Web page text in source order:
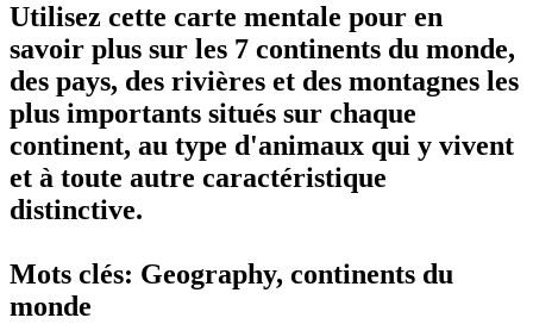
Utilisez cette carte mentale pour en
savoir plus sur les 7 continents du monde,
des pays, des rivières et des montagnes les
plus importants situés sur chaque
continent, au type d'animaux qui y vivent
et à toute autre caractéristique
distinctive.
Mots clés: Geography, continents du
monde